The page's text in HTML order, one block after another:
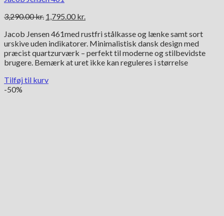
3,290.00kr. Den
pris
var:
3,290.00 kr..
1,795.00 kr.
pris
er:
1,795.00 kr..
Jacob Jensen 461med rustfri stålkasse og lænke samt sort
urskive uden indikatorer. Minimalistisk dansk design med
præcist quartzurværk – perfekt til moderne og stilbevidste
brugere. Bemærk at uret ikke kan reguleres i størrelse
Tilføj til kurv
-50%